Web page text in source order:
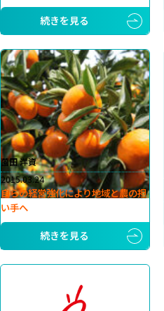
続きを見る
薗田 洋資
2015.03.24
自らの経営強化により地域と農の担
い手へ
続きを見る